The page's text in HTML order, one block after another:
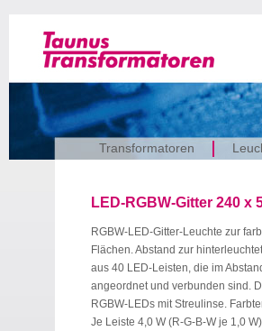
Transformatoren
LED-RGBW-Gitter 240 x
RGBW-LED-Gitter-Leuchte zur
Flächen. Abstand zur
aus 40 LED-Leisten, die im
angeordnet und verbunden sind.
RGBW-LEDs mit Streulinse.
Je Leiste 4,0 W (R-G-B-W je 1,0